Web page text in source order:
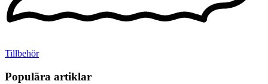
Tillbehör
Populära artiklar